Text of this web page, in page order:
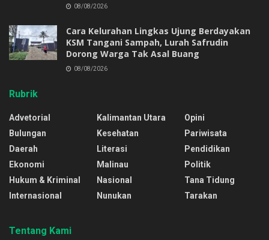
08/08/2026
Cara Kelurahan Lingkas Ujung Berdayakan
KSM Tangani Sampah, Lurah Safrudin
Dorong Warga Tak Asal Buang
08/08/2026
Rubrik
Advetorial
Bulungan
Daerah
Ekonomi
Hukum & Kriminal
Internasional
Kalimantan Utara
Kesehatan
Literasi
Malinau
Nasional
Nunukan
Opini
Pariwisata
Pendidikan
Politik
Tana Tidung
Tarakan
Tentang Kami